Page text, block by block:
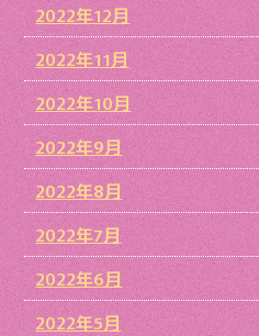
2022年12月
2022年11月
2022年10月
2022年9月
2022年8月
2022年7月
2022年6月
2022年5月